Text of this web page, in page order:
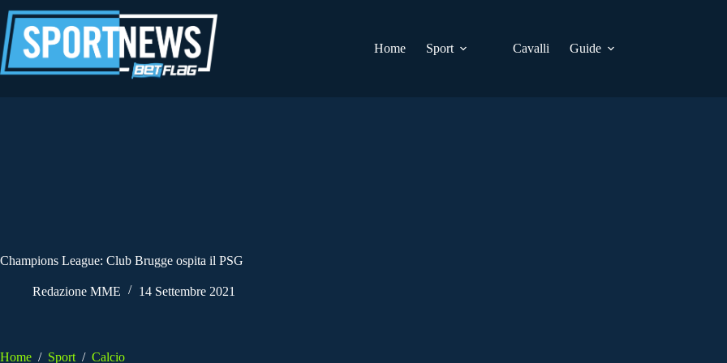
al
contenuto
Home
Sport Cavalli Guide
Champions League: Club Brugge ospita il PSG
Redazione MME 14 Settembre 2021
Home / Sport / Calcio